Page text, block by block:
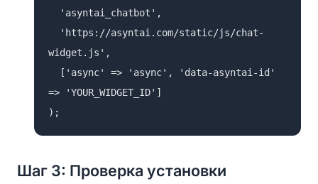
'asyntai_chatbot',
'https://asyntai.com/static/js/chat-
widget.js',
['async' => 'async', 'data-asyntai-id'
=> 'YOUR_WIDGET_ID']
);
Шаг 3: Проверка установки